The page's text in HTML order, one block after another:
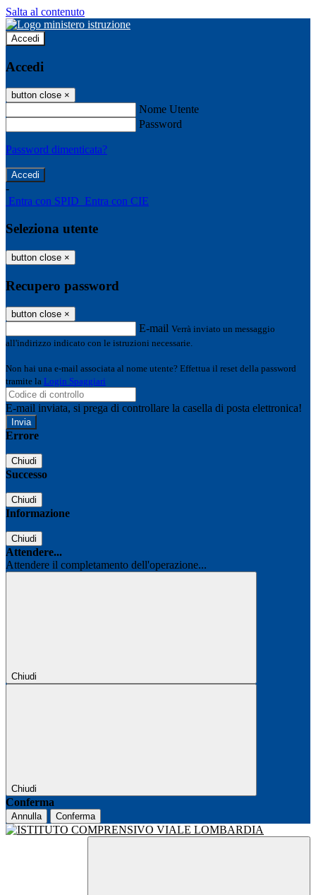
Salta al contenuto
Accedi
Accedi
button close ×
Nome Utente
Password
Password dimenticata?
-
Entra con SPID Entra con CIE
Seleziona utente
button close ×
Recupero password
button close ×
E-mail Verrà inviato un messaggio
all'indirizzo indicato con le istruzioni necessarie.
Non hai una e-mail associata al nome utente? Effettua il reset della password
tramite la Login Spaggiari
E-mail inviata, si prega di controllare la casella di posta elettronica!
Errore
Chiudi
Successo
Chiudi
Informazione
Chiudi
Attendere...
Attendere il completamento dell'operazione...
Chiudi
Chiudi
Conferma
Annulla Conferma